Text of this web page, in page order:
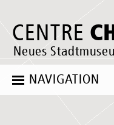
CENTRE
Neues
NAVIGATION